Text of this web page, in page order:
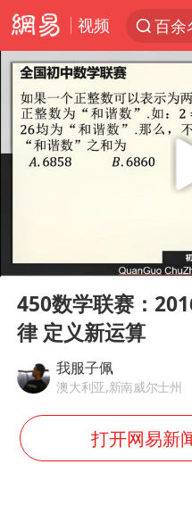
视频
台湾
哥
易烊
Play
450数学联赛：
律 定义新运算
我服子佩
澳大利亚,新南威尔士州
打开网易新